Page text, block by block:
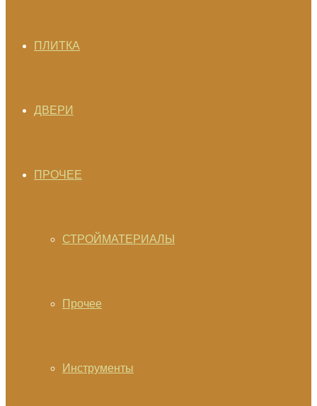
ПЛИТКА
ДВЕРИ
ПРОЧЕЕ
СТРОЙМАТЕРИАЛЫ
Прочее
Инструменты